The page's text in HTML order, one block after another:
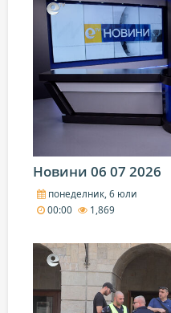
Новини 06 07 2026
понеделник, 6 юли
00:00
1,869